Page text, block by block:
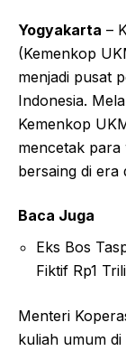
Yogyakarta –
(Kemenkop
menjadi pusat
Indonesia.
Kemenkop
mencetak para
bersaing di era
Baca Juga
Eks Bos
Fiktif Rp1
Menteri
kuliah umum